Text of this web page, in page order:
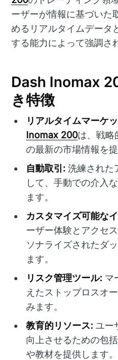
ーザーが情報に基づいた
めるリアルタイムデータ
する能力によって強調さ
Dash Inomax
き特徴
リアルタイムマーケ
Inomax 200は、戦略
の最新の市場情報を提
自動取引: 洗練された
して、手動での介入
ます。
カスタマイズ可能な
ーザー体験とアクセ
ソナライズされたダ
ます。
リスク管理ツール: マ
えたストップロスオ
みます。
教育的リソース: ユー
向上させるための包
や教材を提供します。